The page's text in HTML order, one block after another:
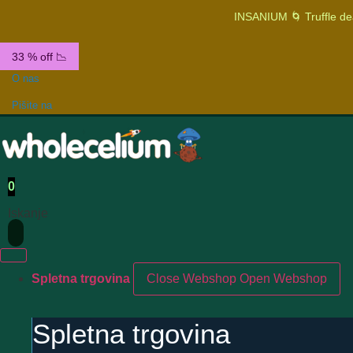
INSANIUM 🌀 Truffle
33 % off 📉
O nas
Pišite na
0
Iskanje
Spletna trgovina Close Webshop Open Webshop
Spletna trgovina